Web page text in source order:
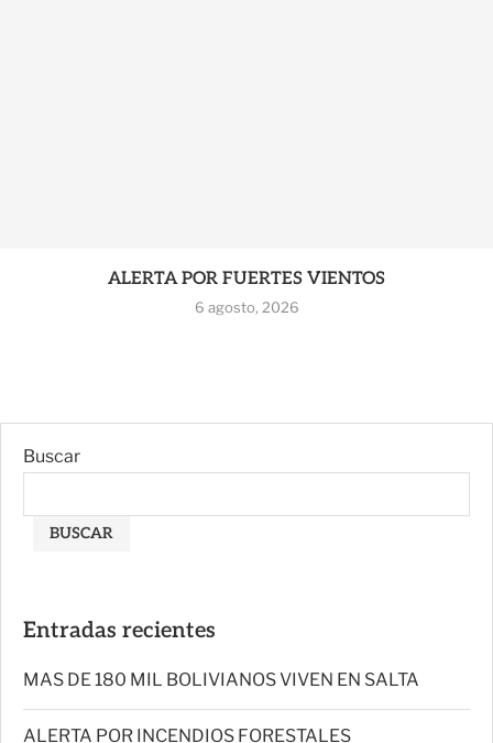
ALERTA POR FUERTES VIENTOS
6 agosto, 2026
Buscar
BUSCAR
Entradas recientes
MAS DE 180 MIL BOLIVIANOS VIVEN EN SALTA
ALERTA POR INCENDIOS FORESTALES